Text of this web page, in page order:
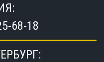
68-18